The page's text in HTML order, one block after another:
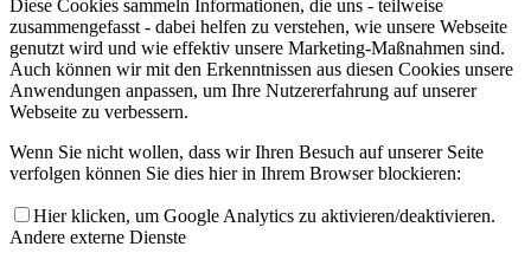
Diese Cookies sammeln Informationen, die uns - teilweise
zusammengefasst - dabei helfen zu verstehen, wie unsere Webseite
genutzt wird und wie effektiv unsere Marketing-Maßnahmen sind.
Auch können wir mit den Erkenntnissen aus diesen Cookies unsere
Anwendungen anpassen, um Ihre Nutzererfahrung auf unserer
Webseite zu verbessern.
Wenn Sie nicht wollen, dass wir Ihren Besuch auf unserer Seite
verfolgen können Sie dies hier in Ihrem Browser blockieren:
Hier klicken, um Google Analytics zu aktivieren/deaktivieren.
Andere externe Dienste